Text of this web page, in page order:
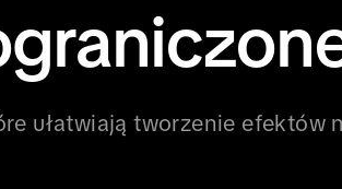
ułatwiają tworzenie efektów